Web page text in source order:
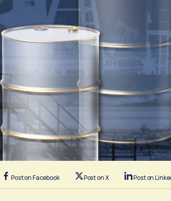
Post on Facebook Post on X Post on